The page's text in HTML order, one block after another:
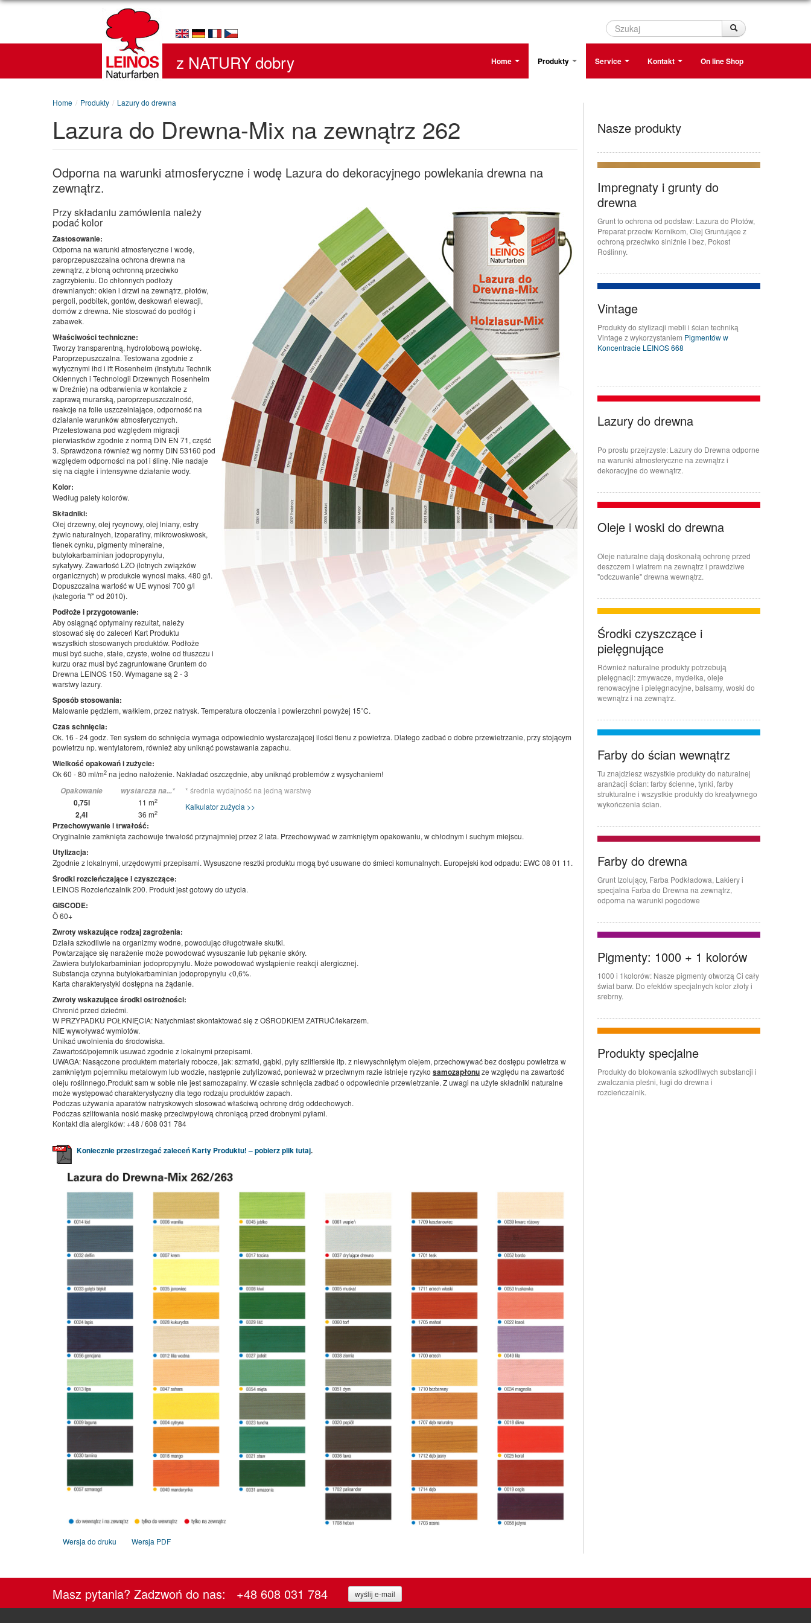
Szukaj Szukaj
Home Produkty Service Kontakt On line Shop
z NATURY dobry
Home / Produkty / Lazury do drewna
Lazura do Drewna-Mix na zewnątrz 262
Odporna na warunki atmosferyczne i wodę Lazura do dekoracyjnego powlekania drewna na
zewnątrz.
Przy składaniu zamówienia należy
podać kolor
Zastosowanie:
Odporna na warunki atmosferyczne i wodę,
paroprzepuszczalna ochrona drewna na
zewnątrz, z błoną ochronną przeciwko
zagrzybieniu. Do chłonnych podłoży
drewnianych: okien i drzwi na zewnątrz, płotów,
pergoli, podbitek, gontów, deskowań elewacji,
domów z drewna. Nie stosować do podłóg i
zabawek.
Właściwości techniczne:
Tworzy transparentną, hydrofobową powłokę.
Paroprzepuszczalna. Testowana zgodnie z
wytycznymi ihd i ift Rosenheim (Instytutu Technik
Okiennych i Technologii Drzewnych Rosenheim
w Dreźnie) na odbarwienia w kontakcie z
zaprawą murarską, paroprzepuszczalność,
reakcje na folie uszczelniające, odporność na
działanie warunków atmosferycznych.
Przetestowana pod względem migracji
pierwiastków zgodnie z normą DIN EN 71, część
3. Sprawdzona również wg normy DIN 53160 pod
względem odporności na pot i ślinę. Nie nadaje
się na ciągłe i intensywne działanie wody.
Kolor:
Według palety kolorów.
Składniki:
Olej drzewny, olej rycynowy, olej lniany, estry
żywic naturalnych, izoparafiny, mikrowoskwosk,
tlenek cynku, pigmenty mineralne,
butylokarbaminian jodopropynylu,
sykatywy. Zawartość LZO (lotnych związków
organicznych) w produkcie wynosi maks. 480 g/l.
Dopuszczalna wartość w UE wynosi 700 g/l
(kategoria "f" od 2010).
Podłoże i przygotowanie:
Aby osiągnąć optymalny rezultat, należy
stosować się do zaleceń Kart Produktu
wszystkich stosowanych produktów. Podłoże
musi być suche, stałe, czyste, wolne od tłuszczu i
kurzu oraz musi być zagruntowane Gruntem do
Drewna LEINOS 150. Wymagane są 2 - 3
warstwy lazury.
Sposób stosowania:
Malowanie pędzlem, wałkiem, przez natrysk. Temperatura otoczenia i powierzchni powyżej 15˚C.
Czas schnięcia:
Ok. 16 - 24 godz. Ten system do schnięcia wymaga odpowiednio wystarczającej ilości tlenu z powietrza. Dlatego zadbać o dobre przewietrzanie, przy stojącym
powietrzu np. wentylatorem, również aby uniknąć powstawania zapachu.
Wielkość opakowań i zużycie:
Ok 60 - 80 ml/m2 na jedno nałożenie. Nakładać oszczędnie, aby uniknąć problemów z wysychaniem!
Opakowanie
wystarcza na...*
0,75l 11 m2
2,4l 36 m2
* średnia wydajność na jedną warstwę
Kalkulator zużycia >>
Przechowywanie i trwałość:
Oryginalnie zamknięta zachowuje trwałość przynajmniej przez 2 lata. Przechowywać w zamkniętym opakowaniu, w chłodnym i suchym miejscu.
Utylizacja:
Zgodnie z lokalnymi, urzędowymi przepisami. Wysuszone resztki produktu mogą być usuwane do śmieci komunalnych. Europejski kod odpadu: EWC 08 01 11.
Środki rozcieńczające i czyszczące:
LEINOS Rozcieńczalnik 200. Produkt jest gotowy do użycia.
GISCODE:
Ö 60+
Zwroty wskazujące rodzaj zagrożenia:
Działa szkodliwie na organizmy wodne, powodując długotrwałe skutki.
Powtarzające się narażenie może powodować wysuszanie lub pękanie skóry.
Zawiera butylokarbaminian jodopropynylu. Może powodować wystąpienie reakcji alergicznej.
Substancja czynna butylokarbaminian jodopropynylu <0,6%.
Karta charakterystyki dostępna na żądanie.
Zwroty wskazujące środki ostrożności:
Chronić przed dziećmi.
W PRZYPADKU POŁKNIĘCIA: Natychmiast skontaktować się z OŚRODKIEM ZATRUĆ/lekarzem.
NIE wywoływać wymiotów.
Unikać uwolnienia do środowiska.
Zawartość/pojemnik usuwać zgodnie z lokalnymi przepisami.
UWAGA: Nasączone produktem materiały robocze, jak: szmatki, gąbki, pyły szlifierskie itp. z niewyschniętym olejem, przechowywać bez dostępu powietrza w
zamkniętym pojemniku metalowym lub wodzie, następnie zutylizować, ponieważ w przeciwnym razie istnieje ryzyko samozapłonuze względu na zawartość
oleju roślinnego.Produkt sam w sobie nie jest samozapalny. W czasie schnięcia zadbać o odpowiednie przewietrzanie. Z uwagi na użyte składniki naturalne
może występować charakterystyczny dla tego rodzaju produktów zapach.
Podczas używania aparatów natryskowych stosować właściwą ochronę dróg oddechowych.
Podczas szlifowania nosić maskę przeciwpyłową chroniącą przed drobnymi pyłami.
Kontakt dla alergików: +48 / 608 031 784
Koniecznie przestrzegać zaleceń Karty Produktu! – pobierz plik tutaj.
Wersja do druku Wersja PDF
Nasze produkty
Impregnaty i grunty do
drewna
Grunt to ochrona od podstaw: Lazura do Płotów,
Preparat przeciw Kornikom, Olej Gruntujące z
ochroną przeciwko siniźnie i bez, Pokost
Roślinny.
Vintage
Produkty do stylizacji mebli i ścian techniką
Vintage z wykorzystaniem Pigmentów w
Koncentracie LEINOS 668
Lazury do drewna
Po prostu przejrzyste: Lazury do Drewna odporne
na warunki atmosferyczne na zewnątrz i
dekoracyjne do wewnątrz.
Oleje i woski do drewna
Oleje naturalne dają doskonałą ochronę przed
deszczem i wiatrem na zewnątrz i prawdziwe
"odczuwanie" drewna wewnątrz.
Środki czyszczące i
pielęgnujące
Również naturalne produkty potrzebują
pielęgnacji: zmywacze, mydełka, oleje
renowacyjne i pielęgnacyjne, balsamy, woski do
wewnątrz i na zewnątrz.
Farby do ścian wewnątrz
Tu znajdziesz wszystkie produkty do naturalnej
aranżacji ścian: farby ścienne, tynki, farby
strukturalne i wszystkie produkty do kreatywnego
wykończenia ścian.
Farby do drewna
Grunt Izolujący, Farba Podkładowa, Lakiery i
specjalna Farba do Drewna na zewnątrz,
odporna na warunki pogodowe
Pigmenty: 1000 + 1 kolorów
1000 i 1kolorów: Nasze pigmenty otworzą Ci cały
świat barw. Do efektów specjalnych kolor złoty i
srebrny.
Produkty specjalne
Produkty do blokowania szkodliwych substancji i
zwalczania pleśni, ługi do drewna i
rozcieńczalnik.
Masz pytania? Zadzwoń do nas: +48 608 031 784 wyślij e-mail